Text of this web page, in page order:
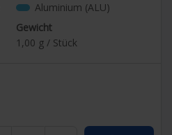
Aluminium (ALU)
Gewicht
1,00 g / Stück